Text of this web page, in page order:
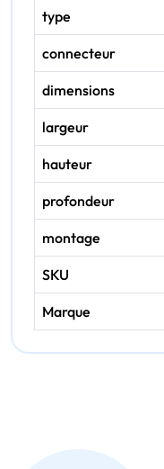
type
connecteur
dimensions
largeur
hauteur
profondeur
montage
SKU
Marque